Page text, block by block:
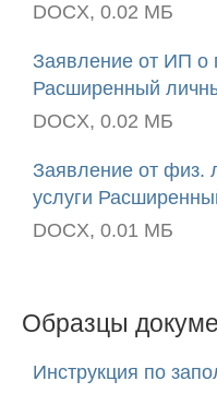
DOCX, 0.02 МБ
Заявление от ИП о
Расширенный
DOCX, 0.02 МБ
Заявление от физ.
услуги
DOCX, 0.01 МБ
Образцы
Инструкция по